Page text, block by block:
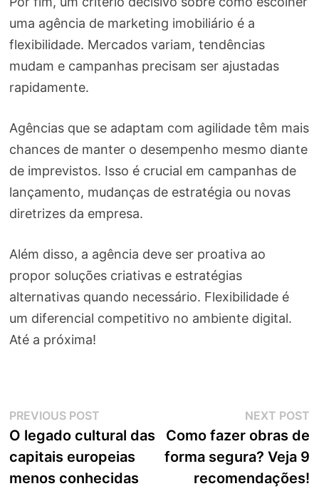
uma agência de marketing imobiliário é a
flexibilidade. Mercados variam, tendências
mudam e campanhas precisam ser ajustadas
rapidamente.
Agências que se adaptam com agilidade têm mais
chances de manter o desempenho mesmo diante
de imprevistos. Isso é crucial em campanhas de
lançamento, mudanças de estratégia ou novas
diretrizes da empresa.
Além disso, a agência deve ser proativa ao
propor soluções criativas e estratégias
alternativas quando necessário. Flexibilidade é
um diferencial competitivo no ambiente digital.
Até a próxima!
Navegação
de
Post
PREVIOUS POSTPrevious
post:
O legado cultural das
capitais europeias
menos conhecidas
NEXT POST
Como fazer obras de
forma segura? Veja 9
recomendações!